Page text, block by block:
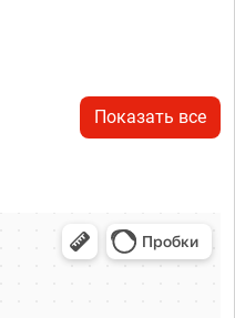
Показать все